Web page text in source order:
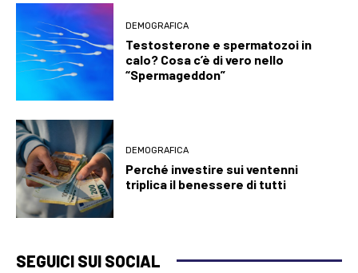
DEMOGRAFICA
Testosterone e spermatozoi in
calo? Cosa c’è di vero nello
“Spermageddon”
DEMOGRAFICA
Perché investire sui ventenni
triplica il benessere di tutti
SEGUICI SUI SOCIAL